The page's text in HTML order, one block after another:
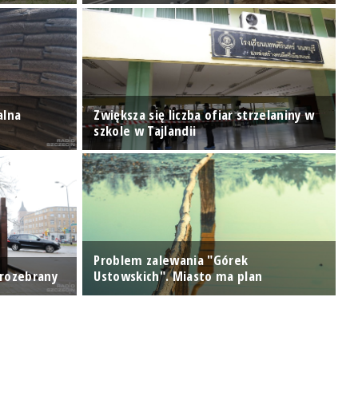
Zwiększa się liczba ofiar strzelaniny w
szkole w Tajlandii
Problem zalewania "Górek
Ustowskich". Miasto ma plan